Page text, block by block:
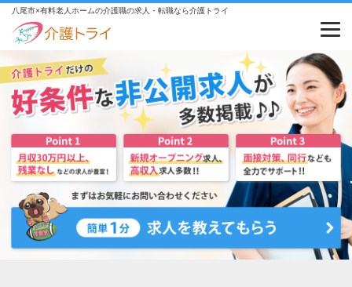
八尾市×有料老人ホームの介護職の求人・転職なら介護トライ